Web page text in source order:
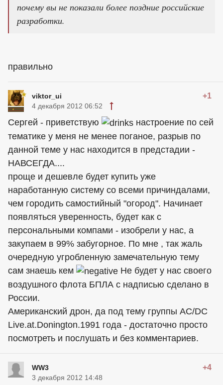
почему вы не показали более поздние российские
разработки.
правильно
viktor_ui +1
4 декабря 2012 06:52
Сергей - приветствую
настроение по сей
тематике у меня не менее поганое, разрыв по
данной теме у нас находится в предстадии -
НАВСЕГДА....
проще и дешевле будет купить уже
наработанную систему со всеми причиндалами,
чем городить самостийный "огород". Начинает
появляться уверенность, будет как с
персональными компами - изобрели у нас, а
закупаем в 99% забугорное. По мне , так жаль
очередную угробленную замечательную тему
сам знаешь кем
Не будет у нас своего
воздушного флота БПЛА с надписью сделано в
России.
Американский дрон, да под тему группы AC/DC
Live.at.Donington.1991 года - достаточно просто
посмотреть и послушать и без комментариев.
WW3 +4
3 декабря 2012 14:48